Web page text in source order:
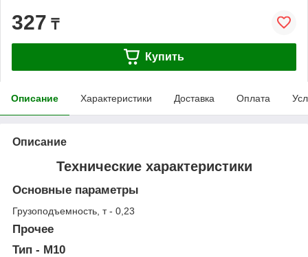
327 ₸
Купить
Описание Характеристики Доставка Оплата
Описание
Технические характеристики
Основные параметры
Грузоподъемность, т - 0,23
Прочее
Тип - М10